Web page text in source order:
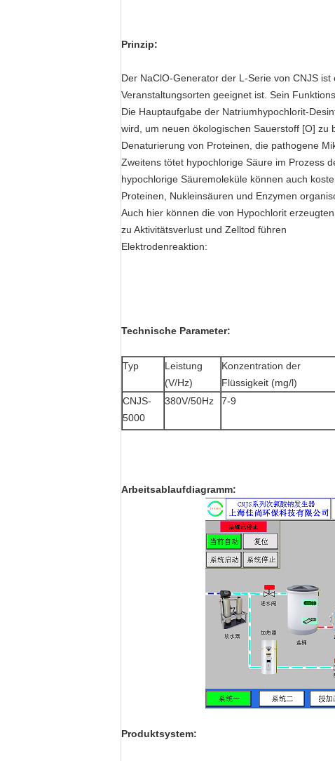
Prinzip:
Der NaClO-Generator der L-Serie von CNJS
Veranstaltungsorten geeignet ist. Sein
Die Hauptaufgabe der Natriumhypochlorit-
wird, um neuen ökologischen Sauerstoff [O]
Denaturierung von Proteinen, die pathogene
Zweitens tötet hypochlorige Säure im Prozess
hypochlorige Säuremoleküle können auch
Proteinen, Nukleinsäuren und Enzymen
Auch hier können die von Hypochlorit
zu Aktivitätsverlust und Zelltod führen
Elektrodenreaktion:
Technische Parameter:
Typ
Leistung
(V/Hz)
Konzentration der
Flüssigkeit (mg/l)
CNJS-
5000
380V/50Hz 7-9
Arbeitsablaufdiagramm:
Produktsystem: